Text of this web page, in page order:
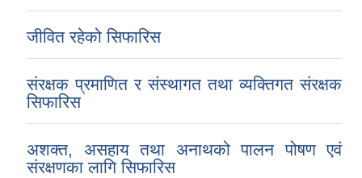
जीवित रहेको सिफारिस
संरक्षक प्रमाणित र संस्थागत तथा व्यक्तिगत संरक्षक
सिफारिस
अशक्त, असहाय तथा अनाथको पालन पोषण एवं
संरक्षणका लागि सिफारिस